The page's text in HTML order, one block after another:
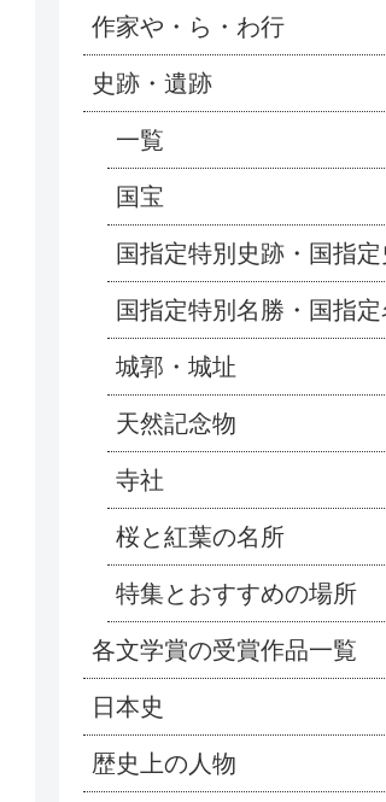
作家や・ら・わ行
史跡・遺跡
一覧
国宝
国指定特別史跡・国指
国指定特別名勝・国指定
城郭・城址
天然記念物
寺社
桜と紅葉の名所
特集とおすすめの場所
各文学賞の受賞作品一覧
日本史
歴史上の人物